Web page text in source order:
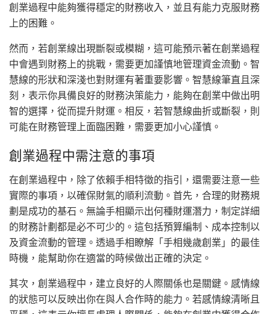
創業過程中能夠獲得穩定的財務收入，並且有能力克服財務
上的困難。
然而，若創業線出現斷裂或模糊，這可能預示著在創業過程
中會遇到財務上的挑戰，需要更加謹慎地管理資金流動。智
慧線的形狀和深淺也對財運有著重要影響。智慧線筆直且深
刻，表示你具備良好的財務決策能力，能夠在創業中做出明
智的選擇，從而提升財運。相反，若智慧線曲折或斷裂，則
可能在財務管理上面臨困難，需要更加小心謹慎。
創業過程中需注意的事項
在創業過程中，除了依賴手相特徵的指引，還需要注意一些
實際的事項，以確保財氣的順利流動。首先，合理的財務規
劃是成功的基石。無論手相顯示出何種財運潛力，制定詳細
的財務計劃都是必不可少的。這包括預算編制、成本控制以
及資金流動的管理。透過手相瞭解「手相幾歲創業」的最佳
時機，能幫助你在適當的時候做出正確的決定。
其次，創業過程中，建立良好的人際關係也是關鍵。感情線
的狀態可以反映出你在與人合作時的能力。若感情線清晰且